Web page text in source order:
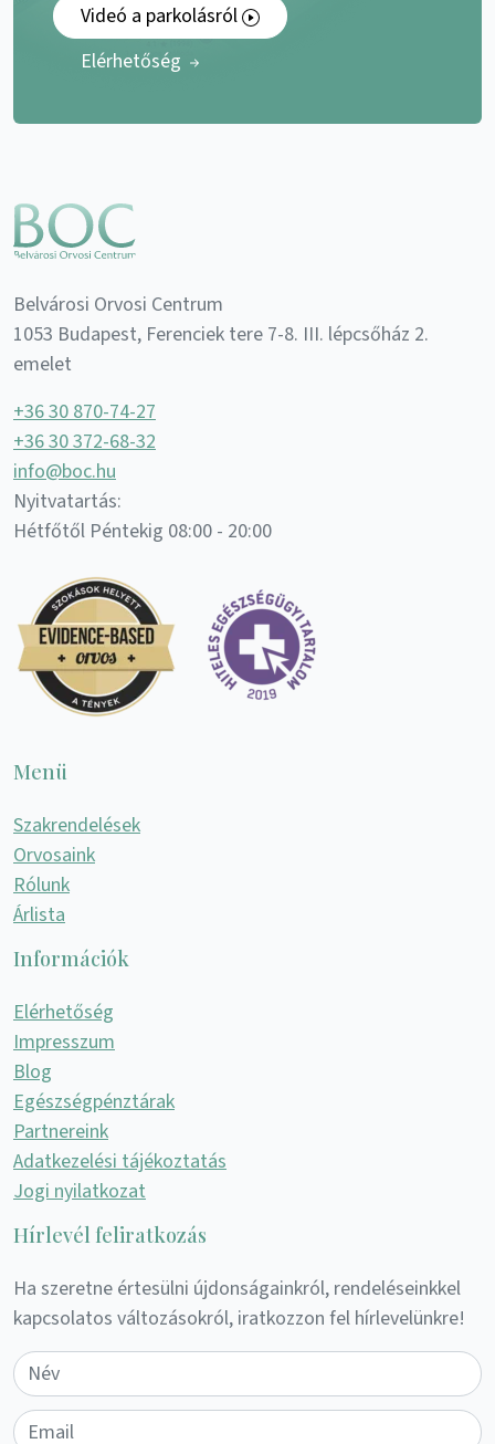
Videó a parkolásról
Elérhetőség
Belvárosi Orvosi Centrum
1053 Budapest, Ferenciek tere 7-8. III. lépcsőház 2.
emelet
+36 30 870-74-27
+36 30 372-68-32
info@boc.hu
Nyitvatartás:
Hétfőtől Péntekig 08:00 - 20:00
Menü
Szakrendelések
Orvosaink
Rólunk
Árlista
Információk
Elérhetőség
Impresszum
Blog
Egészségpénztárak
Partnereink
Adatkezelési tájékoztatás
Jogi nyilatkozat
Hírlevél feliratkozás
Ha szeretne értesülni újdonságainkról, rendeléseinkkel
kapcsolatos változásokról, iratkozzon fel hírlevelünkre!